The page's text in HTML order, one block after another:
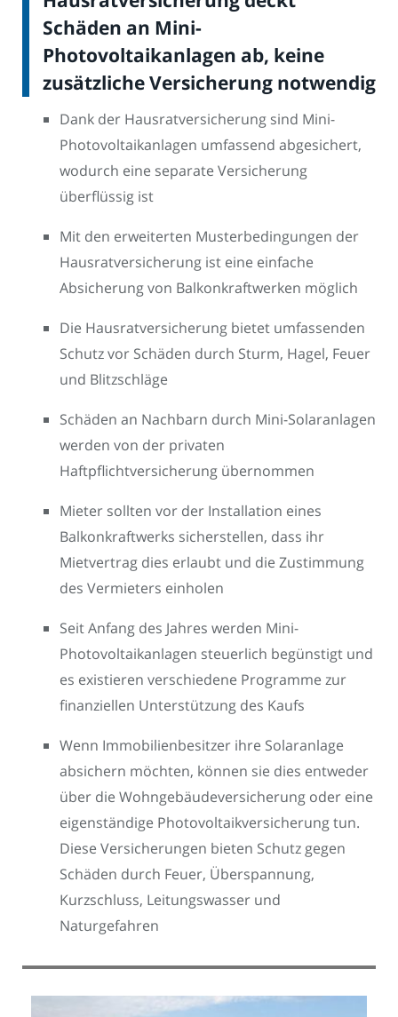
Schäden an Mini-
Photovoltaikanlagen ab, keine
zusätzliche Versicherung notwendig
Dank der Hausratversicherung sind Mini-
Photovoltaikanlagen umfassend abgesichert,
wodurch eine separate Versicherung
überflüssig ist
Mit den erweiterten Musterbedingungen der
Hausratversicherung ist eine einfache
Absicherung von Balkonkraftwerken möglich
Die Hausratversicherung bietet umfassenden
Schutz vor Schäden durch Sturm, Hagel, Feuer
und Blitzschläge
Schäden an Nachbarn durch Mini-Solaranlagen
werden von der privaten
Haftpflichtversicherung übernommen
Mieter sollten vor der Installation eines
Balkonkraftwerks sicherstellen, dass ihr
Mietvertrag dies erlaubt und die Zustimmung
des Vermieters einholen
Seit Anfang des Jahres werden Mini-
Photovoltaikanlagen steuerlich begünstigt und
es existieren verschiedene Programme zur
finanziellen Unterstützung des Kaufs
Wenn Immobilienbesitzer ihre Solaranlage
absichern möchten, können sie dies entweder
über die Wohngebäudeversicherung oder eine
eigenständige Photovoltaikversicherung tun.
Diese Versicherungen bieten Schutz gegen
Schäden durch Feuer, Überspannung,
Kurzschluss, Leitungswasser und
Naturgefahren